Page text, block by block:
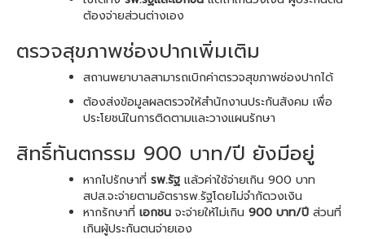
ต้องจ่ายส่วนต่างเอง
ตรวจสุขภาพช่องปากเพิ่มเติม
สถานพยาบาลสามารถเบิกค่าตรวจสุขภาพช่องปากได้
ต้องส่งข้อมูลผลตรวจให้สำนักงานประกันสังคม เพื่อ
ประโยชน์ในการติดตามและวางแผนรักษา
สิทธิ์ทันตกรรม 900 บาท/ปี ยังมีอยู่
หากไปรักษาที่ รพ.รัฐ แล้วค่าใช้จ่ายเกิน 900 บาท
สปส.จะจ่ายตามอัตรารพ.รัฐโดยไม่จำกัดวงเงิน
หากรักษาที่ เอกชน จะจ่ายให้ไม่เกิน 900 บาท/ปี ส่วนที่
เกินผู้ประกันตนจ่ายเอง